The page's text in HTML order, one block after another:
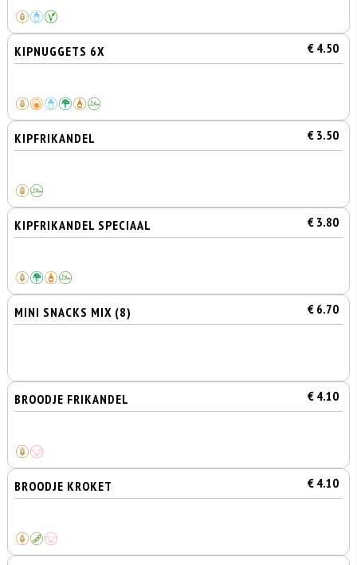
KIPNUGGETS 6X € 4.50
KIPFRIKANDEL € 3.50
KIPFRIKANDEL SPECIAAL € 3.80
MINI SNACKS MIX (8) € 6.70
BROODJE FRIKANDEL € 4.10
BROODJE KROKET € 4.10